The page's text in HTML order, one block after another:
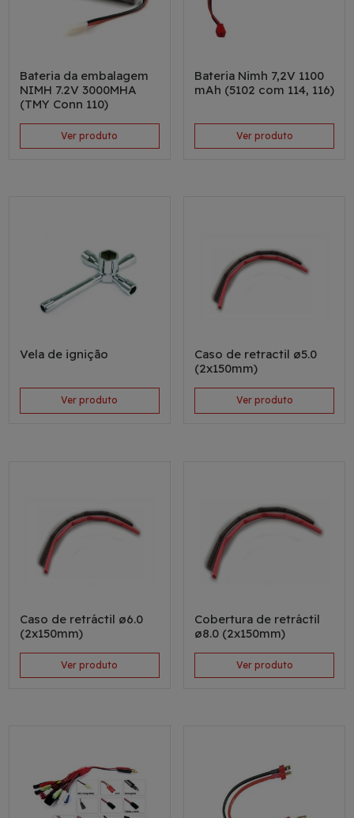
Bateria da embalagem
NIMH 7.2V 3000MHA
(TMY Conn 110)
Ver produto
Bateria Nimh 7,2V 1100
mAh (5102 com 114, 116)
Ver produto
Vela de ignição
Ver produto
Caso de retractil ø5.0
(2x150mm)
Ver produto
Caso de retráctil ø6.0
(2x150mm)
Ver produto
Cobertura de retráctil
ø8.0 (2x150mm)
Ver produto